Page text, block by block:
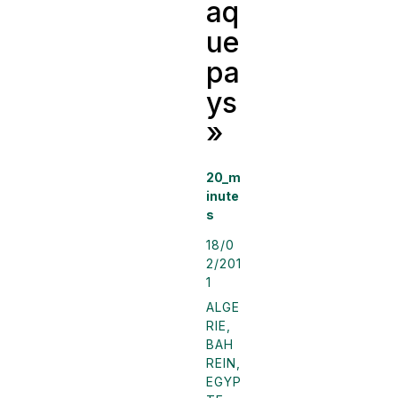
aq
ue
pa
ys
»
20_m
inute
s
18/0
2/201
1
ALGE
RIE
BAH
REIN
EGYP